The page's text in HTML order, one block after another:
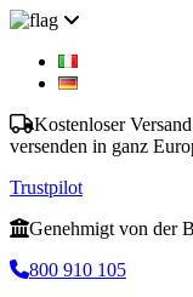
Kostenloser
versenden in ganz
Trustpilot
Genehmigt von der
800 910 105